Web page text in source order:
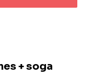
+ soga